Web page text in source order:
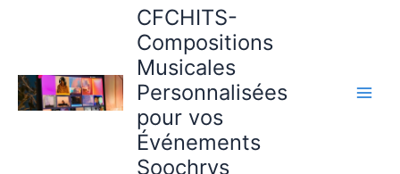
contenu
CFCHITS-
Compositions
Musicales
Personnalisées
pour vos
Événements
Soochrys